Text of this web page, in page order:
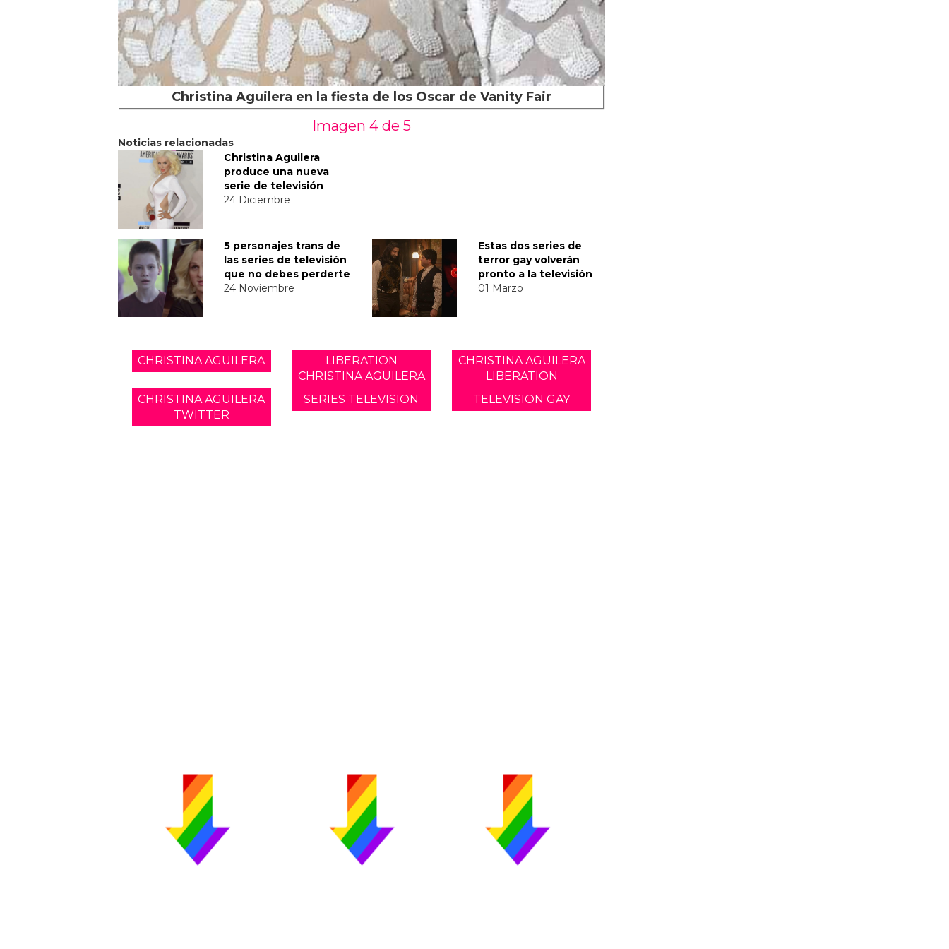
Christina Aguilera en la fiesta de los Oscar de Vanity Fair
Imagen 4 de 5
Noticias relacionadas
Christina Aguilera
produce una nueva
serie de televisión
24 Diciembre
5 personajes trans de
las series de televisión
que no debes perderte
24 Noviembre
Estas dos series de
terror gay volverán
pronto a la televisión
01 Marzo
CHRISTINA AGUILERA
LIBERATION
CHRISTINA AGUILERA
CHRISTINA AGUILERA
LIBERATION
CHRISTINA AGUILERA
TWITTER
SERIES TELEVISION TELEVISION GAY